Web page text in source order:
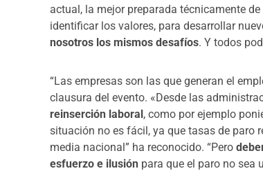
actual, la mejor preparada técnicamente
identificar los valores, para desarrollar
nosotros los mismos desafíos. Y todos
“Las empresas son las que generan el
clausura del evento. «Desde las
reinserción laboral, como por ejemplo
situación no es fácil, ya que tasas de paro
media nacional” ha reconocido. “Pero
esfuerzo e ilusión para que el paro no sea